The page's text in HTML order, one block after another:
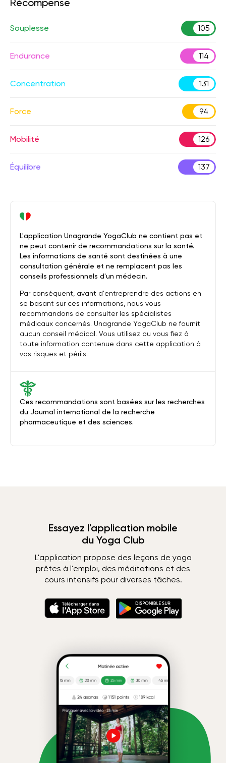
Récompense
Souplesse 105
Endurance 114
Concentration 131
Force 94
Mobilité 126
Équilibre 137
Ces recommandations sont basées sur les recherches
du Journal international de la recherche
pharmaceutique et des sciences.
L'application Unagrande YogaClub ne contient pas et
ne peut contenir de recommandations sur la santé.
Les informations de santé sont destinées à une
consultation générale et ne remplacent pas les
conseils professionnels d'un médecin.
Par conséquent, avant d'entreprendre des actions en
se basant sur ces informations, nous vous
recommandons de consulter les spécialistes
médicaux concernés. Unagrande YogaClub ne fournit
aucun conseil médical. Vous utilisez ou vous fiez à
toute information contenue dans cette application à
vos risques et périls.
Essayez l'application mobile
du Yoga Club
L'application propose des leçons de yoga
prêtes à l'emploi, des méditations et des
cours intensifs pour diverses tâches.